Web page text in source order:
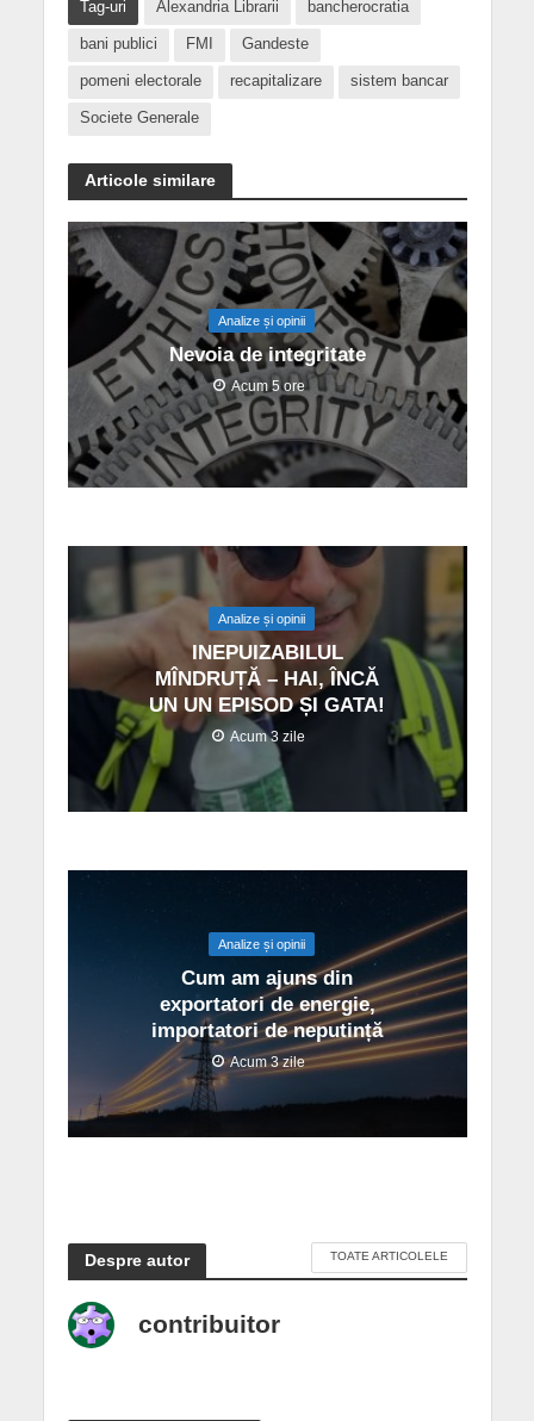
Tag-uri Alexandria Librarii bancherocratia
bani publici FMI Gandeste
pomeni electorale recapitalizare sistem bancar
Societe Generale
Articole similare
Analize și opinii
Nevoia de integritate
Acum 5 ore
Analize și opinii
INEPUIZABILUL
MÎNDRUȚĂ – HAI, ÎNCĂ
UN UN EPISOD ȘI GATA!
Acum 3 zile
Analize și opinii
Cum am ajuns din
exportatori de energie,
importatori de neputință
Acum 3 zile
Despre autor TOATE ARTICOLELE
contribuitor